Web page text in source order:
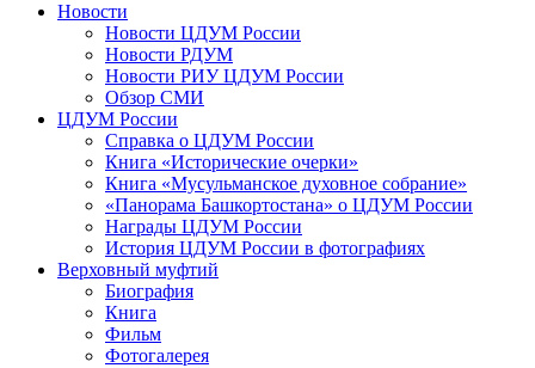
Новости
Новости ЦДУМ России
Новости РДУМ
Новости РИУ ЦДУМ России
Обзор СМИ
ЦДУМ России
Справка о ЦДУМ России
Книга «Исторические очерки»
Книга «Мусульманское духовное собрание»
«Панорама Башкортостана» о ЦДУМ России
Награды ЦДУМ России
История ЦДУМ России в фотографиях
Верховный муфтий
Биография
Книга
Фильм
Фотогалерея